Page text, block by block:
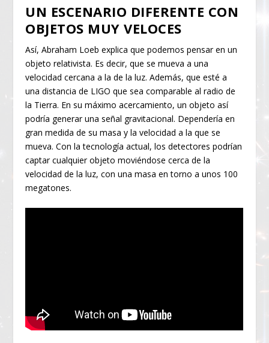
UN ESCENARIO DIFERENTE CON
OBJETOS MUY VELOCES
Así, Abraham Loeb explica que podemos pensar en un
objeto relativista. Es decir, que se mueva a una
velocidad cercana a la de la luz. Además, que esté a
una distancia de LIGO que sea comparable al radio de
la Tierra. En su máximo acercamiento, un objeto así
podría generar una señal gravitacional. Dependería en
gran medida de su masa y la velocidad a la que se
mueva. Con la tecnología actual, los detectores podrían
captar cualquier objeto moviéndose cerca de la
velocidad de la luz, con una masa en torno a unos 100
megatones.